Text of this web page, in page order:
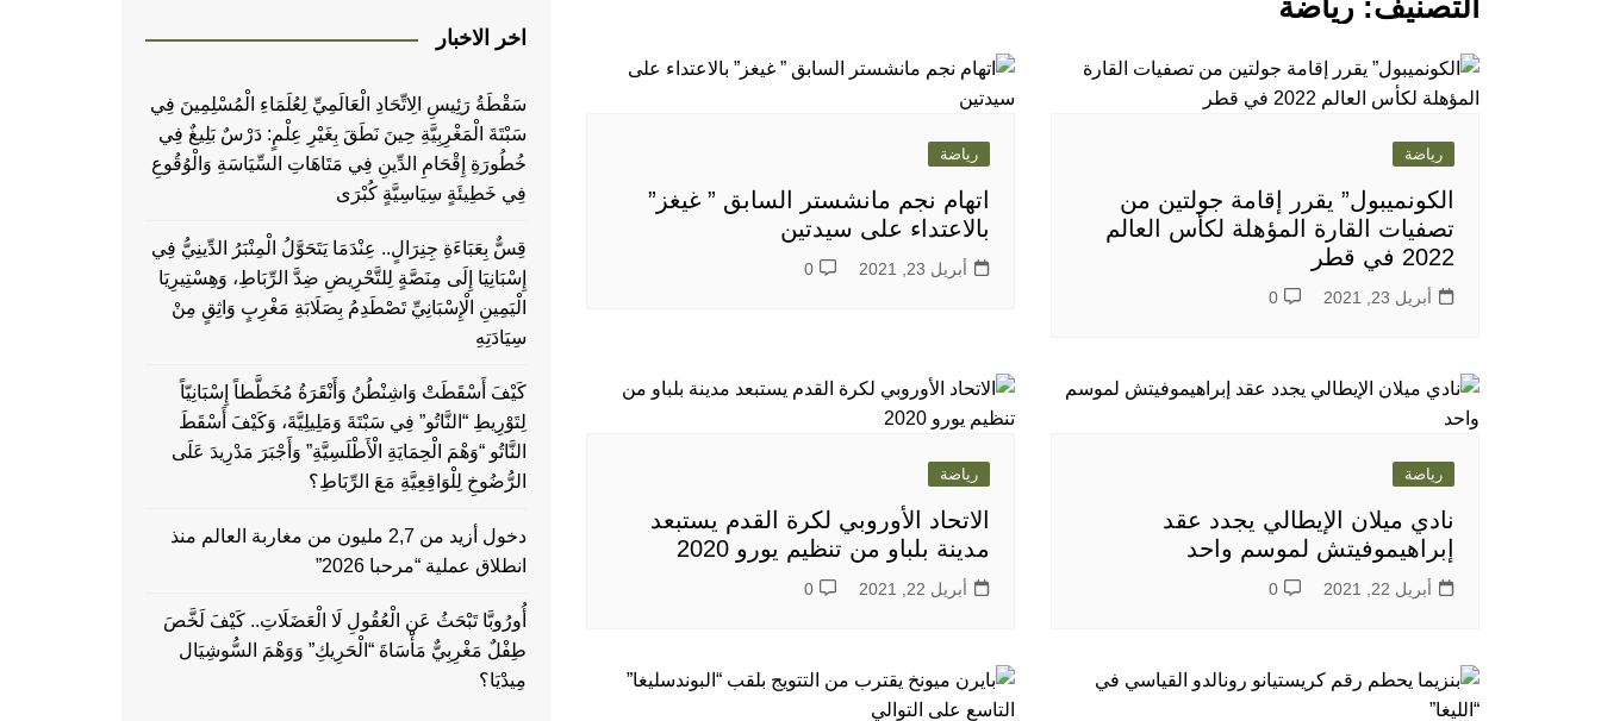
التصنيف: رياضة
رياضة
الكونميبول” يقرر إقامة جولتين من
تصفيات القارة المؤهلة لكأس العالم
2022 في قطر
أبريل 23, 2021 0
رياضة
اتهام نجم مانشستر السابق ” غيغز”
بالاعتداء على سيدتين
أبريل 23, 2021 0
رياضة
نادي ميلان الإيطالي يجدد عقد
إبراهيموفيتش لموسم واحد
أبريل 22, 2021 0
رياضة
الاتحاد الأوروبي لكرة القدم يستبعد
مدينة بلباو من تنظيم يورو 2020
أبريل 22, 2021 0
اخر الاخبار
سَقْطَةُ رَئِيسِ الِاتِّحَادِ الْعَالَمِيِّ لِعُلَمَاءِ الْمُسْلِمِينَ فِي
سَبْتَةَ الْمَغْرِبِيَّةِ حِينَ نَطَقَ بِغَيْرِ عِلْمٍ: دَرْسٌ بَلِيغٌ فِي
خُطُورَةِ إِقْحَامِ الدِّينِ فِي مَتَاهَاتِ السِّيَاسَةِ وَالْوُقُوعِ
فِي خَطِيئَةٍ سِيَاسِيَّةٍ كُبْرَى
قِسٌّ بِعَبَاءَةِ جِنِرَالٍ.. عِنْدَمَا يَتَحَوَّلُ الْمِنْبَرُ الدِّينِيُّ فِي
إِسْبَانِيَا إِلَى مِنَصَّةٍ لِلتَّحْرِيضِ ضِدَّ الرِّبَاطِ، وَهِسْتِيرِيَا
الْيَمِينِ الْإِسْبَانِيِّ تَصْطَدِمُ بِصَلَابَةِ مَغْرِبٍ وَاثِقٍ مِنْ
سِيَادَتِهِ
كَيْفَ أَسْقَطَتْ وَاشِنْطُنُ وَأَنْقَرَةُ مُخَطَّطاً إِسْبَانِيّاً
لِتَوْرِيطِ “النَّاتُو” فِي سَبْتَةَ وَمَلِيلِيَّةَ، وَكَيْفَ أَسْقَطَ
النَّاتُو “وَهْمَ الْحِمَايَةِ الْأَطْلَسِيَّةِ” وَأَجْبَرَ مَدْرِيدَ عَلَى
الرُّضُوخِ لِلْوَاقِعِيَّةِ مَعَ الرِّبَاطِ؟
دخول أزيد من 2,7 مليون من مغاربة العالم منذ
انطلاق عملية “مرحبا 2026”
أُورُوبَّا تَبْحَثُ عَنِ الْعُقُولِ لَا الْعَضَلَاتِ.. كَيْفَ لَخَّصَ
طِفْلٌ مَغْرِبِيٌّ مَأْسَاةَ “الْحَرِيكِ” وَوَهْمَ السُّوشِيَال
مِيدْيَا؟